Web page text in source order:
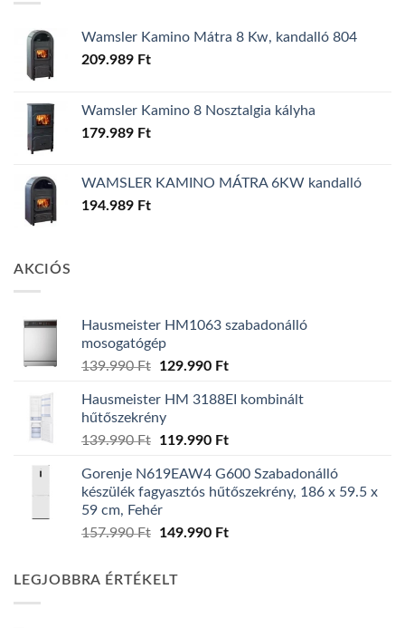
Wamsler Kamino Mátra 8 Kw, kandalló 804
209.989 Ft
Wamsler Kamino 8 Nosztalgia kályha
179.989 Ft
WAMSLER KAMINO MÁTRA 6KW kandalló
194.989 Ft
AKCIÓS
Hausmeister HM1063 szabadonálló
mosogatógép
139.990Ft
Original
was:
139.990 Ft.
129.990 FtCurrent
is:
Hausmeister HM 3188EI kombinált
hűtőszekrény
139.990Ft
Original
was:
139.990 Ft.
119.990 FtCurrent
is:
119.990 Ft.
Gorenje N619EAW4 G600 Szabadonálló
készülék fagyasztós hűtőszekrény, 186 x 59.5 x
59 cm, Fehér
157.990Ft
Original
157.990 Ft.
149.990 FtCurrent
LEGJOBBRA ÉRTÉKELT